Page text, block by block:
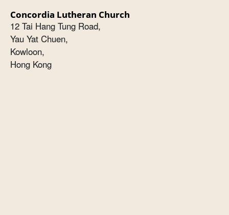
Concordia Lutheran Church
12 Tai Hang Tung Road,
Yau Yat Chuen,
Kowloon,
Hong Kong